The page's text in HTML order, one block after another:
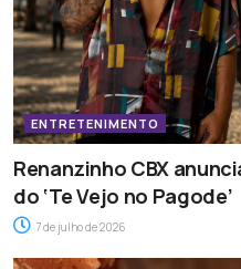
ENTRETENIMENTO
Renanzinho CBX
do ‘Te Vejo no Pagode’
7 de julho de 2026